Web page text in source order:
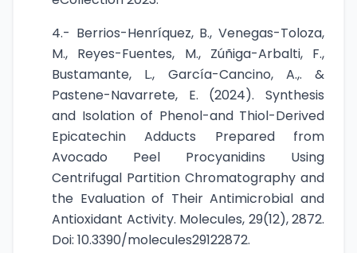
4.- Berrios-Henríquez, B., Venegas-Toloza,
M., Reyes-Fuentes, M., Zúñiga-Arbalti, F.,
Bustamante, L., García-Cancino, A.,. &
Pastene-Navarrete, E. (2024). Synthesis
and Isolation of Phenol-and Thiol-Derived
Epicatechin Adducts Prepared from
Avocado Peel Procyanidins Using
Centrifugal Partition Chromatography and
the Evaluation of Their Antimicrobial and
Antioxidant Activity. Molecules, 29(12), 2872.
Doi: 10.3390/molecules29122872.